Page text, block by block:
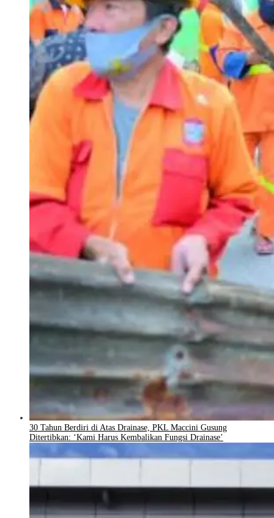
30 Tahun Berdiri di Atas Drainase, PKL Maccini Gusung
Ditertibkan: ‘Kami Harus Kembalikan Fungsi Drainase’